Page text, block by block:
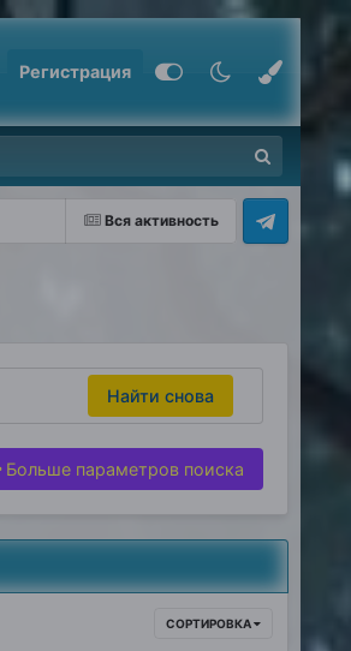
Регистрация
Вся активность
Найти снова
Больше параметров поиска
СОРТИРОВКА